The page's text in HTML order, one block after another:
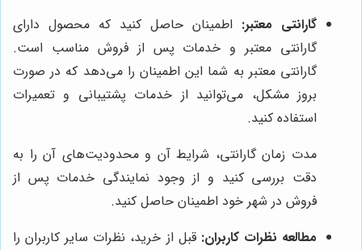
گارانتی معتبر: اطمینان حاصل کنید که محصول دارای
گارانتی معتبر و خدمات پس از فروش مناسب است.
گارانتی معتبر به شما این اطمینان را می‌دهد که در صورت
بروز مشکل، می‌توانید از خدمات پشتیبانی و تعمیرات
استفاده کنید.
مدت زمان گارانتی، شرایط آن و محدودیت‌های آن را به
دقت بررسی کنید و از وجود نمایندگی خدمات پس از
فروش در شهر خود اطمینان حاصل کنید.
مطالعه نظرات کاربران: قبل از خرید، نظرات سایر کاربران را